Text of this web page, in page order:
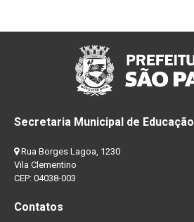
Secretaria Municipal de Educação
Rua Borges Lagoa, 1230
Vila Clementino
CEP: 04038-003
Contatos